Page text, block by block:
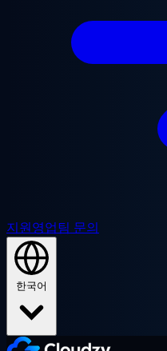
지원영업팀 문의
한국어